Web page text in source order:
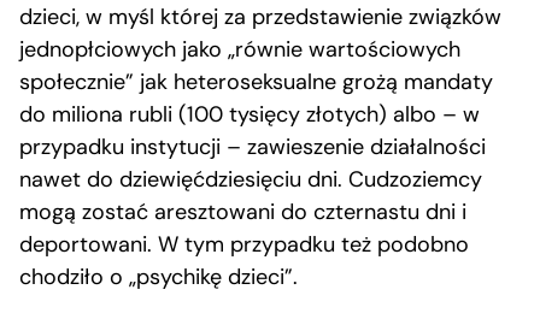
dzieci, w myśl której za przedstawienie związków
jednopłciowych jako „równie wartościowych
społecznie” jak heteroseksualne grożą mandaty
do miliona rubli (100 tysięcy złotych) albo – w
przypadku instytucji – zawieszenie działalności
nawet do dziewięćdziesięciu dni. Cudzoziemcy
mogą zostać aresztowani do czternastu dni i
deportowani. W tym przypadku też podobno
chodziło o „psychikę dzieci”.